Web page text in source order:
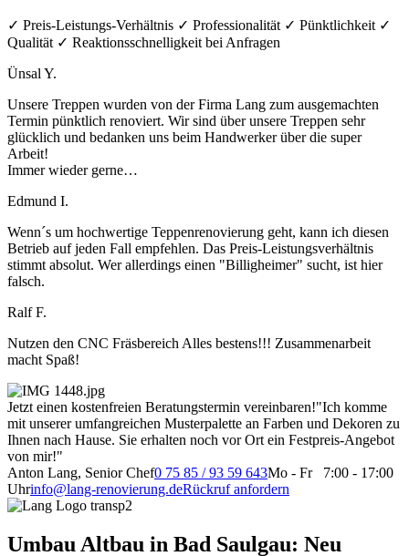
✓ Preis-Leistungs-Verhältnis ✓ Professionalität ✓ Pünktlichkeit ✓
Qualität ✓ Reaktionsschnelligkeit bei Anfragen
Ünsal Y.
Unsere Treppen wurden von der Firma Lang zum ausgemachten
Termin pünktlich renoviert. Wir sind über unsere Treppen sehr
glücklich und bedanken uns beim Handwerker über die super
Arbeit!
Immer wieder gerne…
Edmund I.
Wenn´s um hochwertige Teppenrenovierung geht, kann ich diesen
Betrieb auf jeden Fall empfehlen. Das Preis-Leistungsverhältnis
stimmt absolut. Wer allerdings einen "Billigheimer" sucht, ist hier
falsch.
Ralf F.
Nutzen den CNC Fräsbereich Alles bestens!!! Zusammenarbeit
macht Spaß!
Jetzt einen kostenfreien Beratungstermin vereinbaren!"Ich komme
mit unserer umfangreichen Musterpalette an Farben und Dekoren zu
Ihnen nach Hause. Sie erhalten noch vor Ort ein Festpreis-Angebot
von mir!"
Anton Lang, Senior Chef0 75 85 / 93 59 643Mo - Fr 7:00 - 17:00
Uhrinfo@lang-renovierung.deRückruf anfordern
Umbau Altbau in Bad Saulgau: Neu